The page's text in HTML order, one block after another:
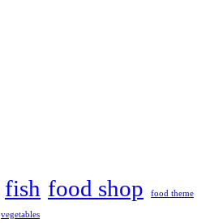
fish food shop food theme
vegetables